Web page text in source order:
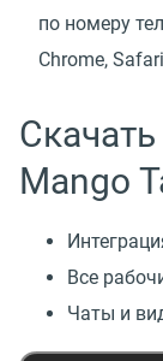
по номеру
Chrome,
Mango
Все
Чаты и